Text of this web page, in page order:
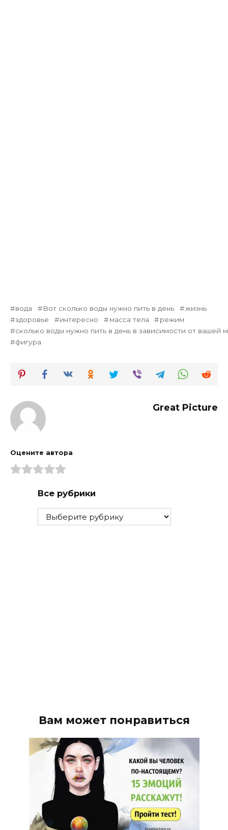
вода Вот сколько воды нужно пить в день
жизнь
здоровье
интересно масса тела
режим
сколько воды нужно пить в день в зависимости от вашей
фигура
Great Picture
Оцените автора
Все рубрики
Все
рубрики
Вам может понравиться